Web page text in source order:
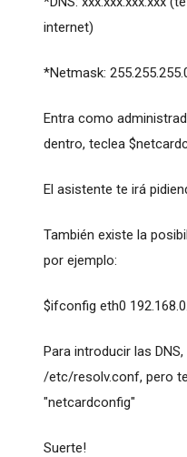
internet)
*Netmask:
Entra como
dentro, teclea
El asistente te irá
También existe la
por ejemplo:
$ifconfig eth0
Para introducir las
/etc/resolv.conf, pero
"netcardconfig"
Suerte!